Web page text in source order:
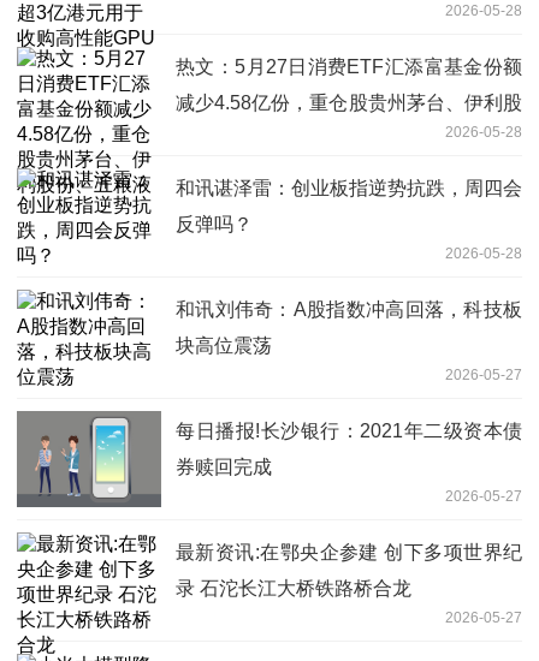
2026-05-28
热文：5月27日消费ETF汇添富基金份额
减少4.58亿份，重仓股贵州茅台、伊利股
2026-05-28
和讯谌泽雷：创业板指逆势抗跌，周四会
反弹吗？
2026-05-28
和讯刘伟奇：A股指数冲高回落，科技板
块高位震荡
2026-05-27
每日播报!长沙银行：2021年二级资本债
券赎回完成
2026-05-27
最新资讯:在鄂央企参建 创下多项世界纪
录 石沱长江大桥铁路桥合龙
2026-05-27